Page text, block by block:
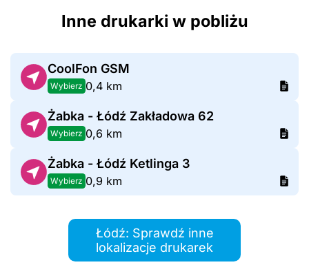
Inne drukarki w pobliżu
CoolFon GSM
Wybierz 0,4 km
Żabka - Łódź Zakładowa 62
Wybierz 0,6 km
Żabka - Łódź Ketlinga 3
Wybierz 0,9 km
Łódź: Sprawdź inne
lokalizacje drukarek